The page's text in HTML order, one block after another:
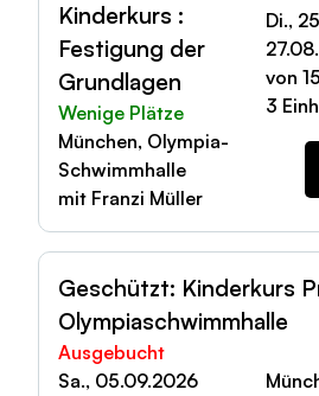
Kinderkurs :
Festigung der
Grundlagen
Wenige Plätze
Di.,
von
3
München, Olympia-
Schwimmhalle
mit Franzi Müller
Geschützt: Kinderkurs
Olympiaschwimmhalle
Ausgebucht
Sa., 05.09.2026